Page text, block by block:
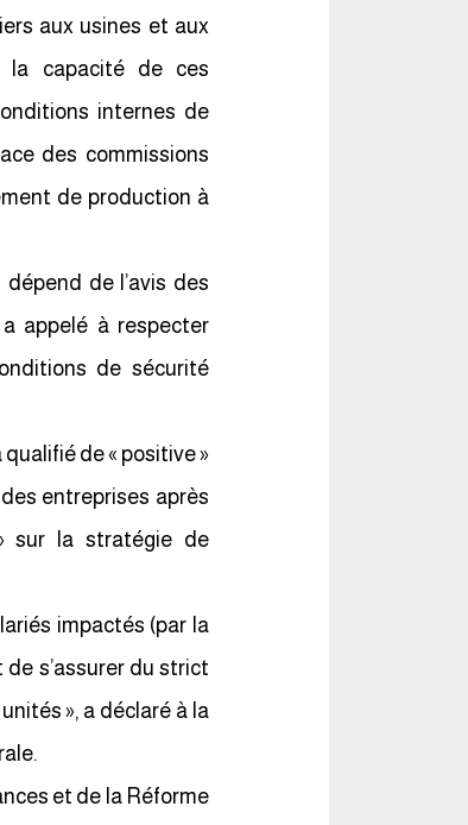
aux usines et aux
la capacité de ces
internes de
des commissions
de production à
de l’avis des
appelé à respecter
de sécurité
de « positive »
entreprises après
sur la stratégie de
impactés (par la
s’assurer du strict
», a déclaré à la
et de la Réforme